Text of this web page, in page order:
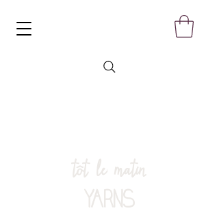
tôt le matin
YARNS